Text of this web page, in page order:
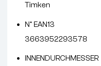
Timken
N° EAN13
3663952293578
INNENDURCHMESSER